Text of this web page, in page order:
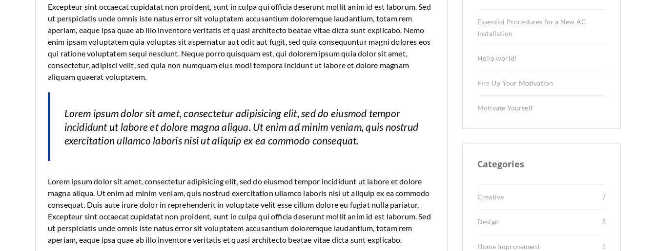
Excepteur sint occaecat cupidatat non proident, sunt in culpa qui officia deserunt mollit anim id est laborum. Sed
ut perspiciatis unde omnis iste natus error sit voluptatem accusantium doloremque laudantium, totam rem
aperiam, eaque ipsa quae ab illo inventore veritatis et quasi architecto beatae vitae dicta sunt explicabo. Nemo
enim ipsam voluptatem quia voluptas sit aspernatur aut odit aut fugit, sed quia consequuntur magni dolores eos
qui ratione voluptatem sequi nesciunt. Neque porro quisquam est, qui dolorem ipsum quia dolor sit amet,
consectetur, adipisci velit, sed quia non numquam eius modi tempora incidunt ut labore et dolore magnam
aliquam quaerat voluptatem.
Lorem ipsum dolor sit amet, consectetur adipisicing elit, sed do eiusmod tempor
incididunt ut labore et dolore magna aliqua. Ut enim ad minim veniam, quis nostrud
exercitation ullamco laboris nisi ut aliquip ex ea commodo consequat.
Lorem ipsum dolor sit amet, consectetur adipisicing elit, sed do eiusmod tempor incididunt ut labore et dolore
magna aliqua. Ut enim ad minim veniam, quis nostrud exercitation ullamco laboris nisi ut aliquip ex ea commodo
consequat. Duis aute irure dolor in reprehenderit in voluptate velit esse cillum dolore eu fugiat nulla pariatur.
Excepteur sint occaecat cupidatat non proident, sunt in culpa qui officia deserunt mollit anim id est laborum. Sed
ut perspiciatis unde omnis iste natus error sit voluptatem accusantium doloremque laudantium, totam rem
aperiam, eaque ipsa quae ab illo inventore veritatis et quasi architecto beatae vitae dicta sunt explicabo.
Essential Procedures for a New AC
Installation
Hello world!
Fire Up Your Motivation
Motivate Yourself
Categories
Creative 7
Design 3
Home Improvement 1